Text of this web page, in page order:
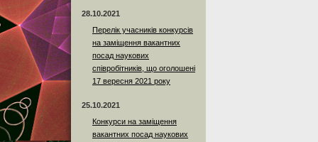
28.10.2021
Перелік учасників конкурсів
на заміщення вакантних
посад наукових
співробітників, що оголошені
17 вересня 2021 року
25.10.2021
Конкурси на заміщення
вакантних посад наукових